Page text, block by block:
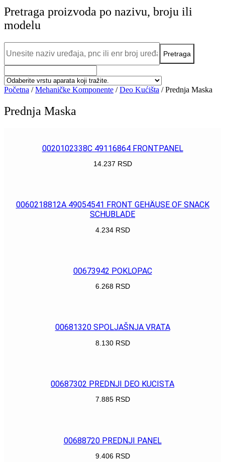
Pretraga proizvoda po nazivu, broju ili
modelu
Početna /Mehaničke Komponente /Deo Kućišta / Prednja Maska
Prednja Maska
0020102338C 49116864 FRONTPANEL
14.237 RSD
0060218812A 49054541 FRONT GEHÄUSE OF SNACK
SCHUBLADE
4.234 RSD
00673942 POKLOPAC
6.268 RSD
00681320 SPOLJAŠNJA VRATA
8.130 RSD
00687302 PREDNJI DEO KUCISTA
7.885 RSD
00688720 PREDNJI PANEL
9.406 RSD